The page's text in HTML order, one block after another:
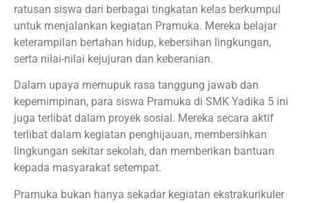
ratusan siswa dari berbagai tingkatan kelas berkumpul
untuk menjalankan kegiatan Pramuka. Mereka belajar
keterampilan bertahan hidup, kebersihan lingkungan,
serta nilai-nilai kejujuran dan keberanian.
Dalam upaya memupuk rasa tanggung jawab dan
kepemimpinan, para siswa Pramuka di SMK Yadika 5 ini
juga terlibat dalam proyek sosial. Mereka secara aktif
terlibat dalam kegiatan penghijauan, membersihkan
lingkungan sekitar sekolah, dan memberikan bantuan
kepada masyarakat setempat.
Pramuka bukan hanya sekadar kegiatan ekstrakurikuler